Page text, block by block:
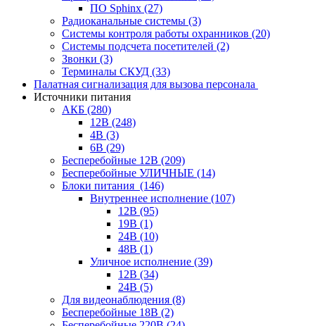
ПО Sphinx (27)
Радиоканальные системы (3)
Системы контроля работы охранников (20)
Системы подсчета посетителей (2)
Звонки (3)
Терминалы СКУД (33)
Палатная сигнализация для вызова персонала
Источники питания
АКБ (280)
12В (248)
4В (3)
6В (29)
Бесперебойные 12В (209)
Бесперебойные УЛИЧНЫЕ (14)
Блоки питания (146)
Внутреннее исполнение (107)
12В (95)
19В (1)
24В (10)
48В (1)
Уличное исполнение (39)
12В (34)
24В (5)
Для видеонаблюдения (8)
Бесперебойные 18В (2)